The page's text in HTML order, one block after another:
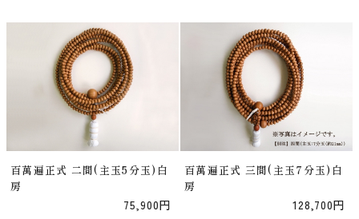
百萬遍正式 二間(主玉5分玉)白
房
75,900円
百萬遍正式 三間(主玉7分玉)白
房
128,700円